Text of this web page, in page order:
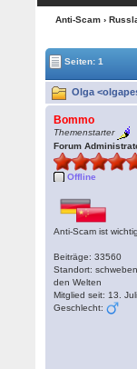
Anti-Scam›
Seiten: 1
Olga
Bommo
Themenstarter
Forum
Offline
Anti-Scam ist
Beiträge: 33560
Standort:
den Welten
Mitglied seit: 13.
Geschlecht: